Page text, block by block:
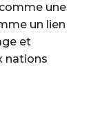
une
un lien
et
nations